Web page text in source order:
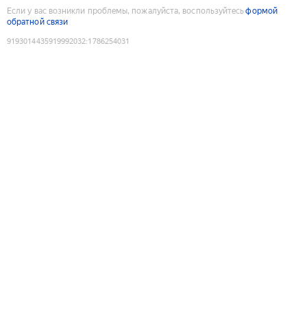
Если у вас возникли проблемы, пожалуйста, воспользуйтесьформой
обратной связи
9193014435919992032:1786254031